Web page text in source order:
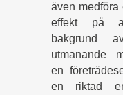
även medföra
effekt på
bakgrund
utmanande
en
en riktad